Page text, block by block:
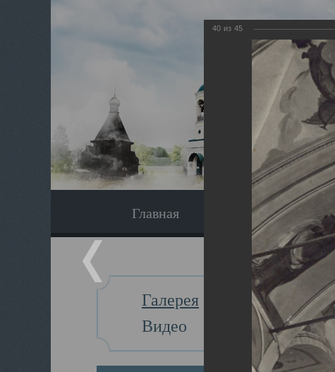
Главная Экскурсия
Галерея
Видео
40 из 45